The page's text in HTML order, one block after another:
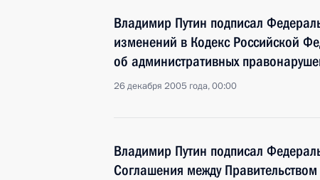
Владимир Путин подписал
изменений в Кодекс Российской
об административных
26 декабря 2005 года, 00:00
Владимир Путин подписал
Соглашения между